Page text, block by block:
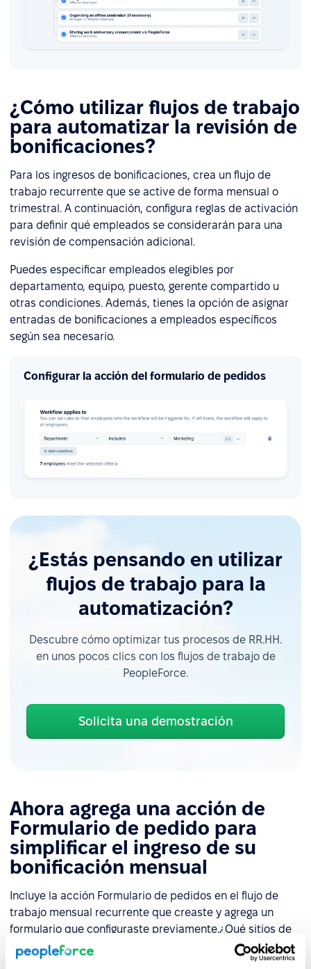
¿Cómo utilizar flujos de trabajo
para automatizar la revisión de
bonificaciones?
Para los ingresos de bonificaciones, crea un flujo de
trabajo recurrente que se active de forma mensual o
trimestral. A continuación, configura reglas de activación
para definir qué empleados se considerarán para una
revisión de compensación adicional.
Puedes especificar empleados elegibles por
departamento, equipo, puesto, gerente compartido u
otras condiciones. Además, tienes la opción de asignar
entradas de bonificaciones a empleados específicos
según sea necesario.
Configurar la acción del formulario de pedidos
¿Estás pensando en utilizar
flujos de trabajo para la
automatización?
Descubre cómo optimizar tus procesos de RR.HH.
en unos pocos clics con los flujos de trabajo de
PeopleForce.
Solicita una demostración
Ahora agrega una acción de
Formulario de pedido para
simplificar el ingreso de su
bonificación mensual
Incluye la acción Formulario de pedidos en el flujo de
trabajo mensual recurrente que creaste y agrega un
formulario que configuraste previamente.¿Qué sitios de
empleo están disponibles ahora para realizar
publicaciones múltiples en la plataforma?